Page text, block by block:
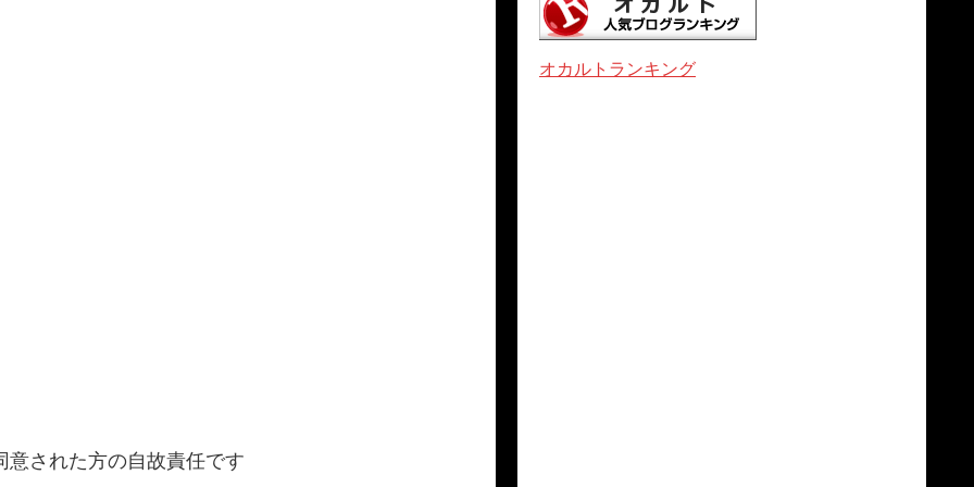
された方の自故責任です
オカルトランキング